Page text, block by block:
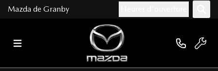
Mazda de Granby